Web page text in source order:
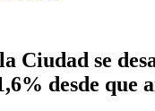
Ciudad se
desde que